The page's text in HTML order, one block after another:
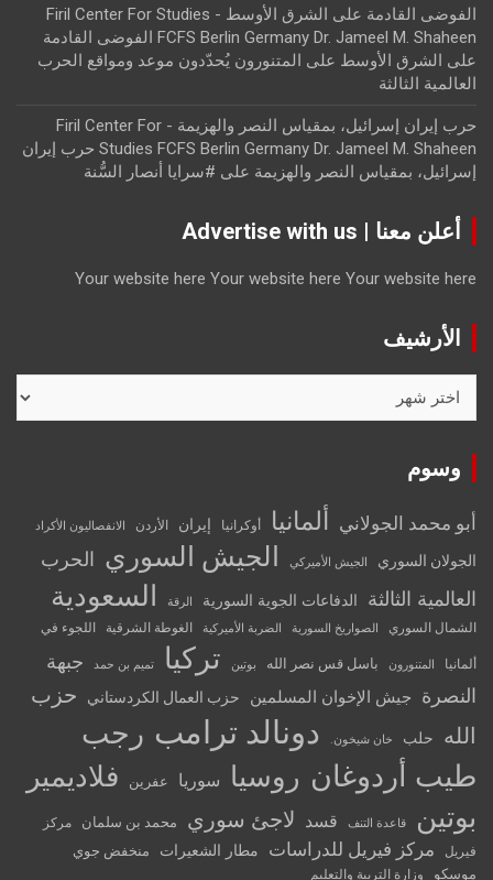
الفوضى القادمة على الشرق الأوسط - Firil Center For Studies
FCFS Berlin Germany Dr. Jameel M. Shaheen الفوضى القادمة
على الشرق الأوسط على المتنورون يُحدّدون موعد ومواقع الحرب
العالمية الثالثة
حرب إيران إسرائيل، بمقياس النصر والهزيمة - Firil Center For
Studies FCFS Berlin Germany Dr. Jameel M. Shaheen حرب إيران
إسرائيل، بمقياس النصر والهزيمة على #سرايا أنصار السُّنة
أعلن معنا | Advertise with us
Your website here Your website here Your website here
الأرشيف
وسوم
أبو محمد الجولاني ألمانيا أوكرانيا إيران الأردن الانفصاليون الأكراد
الجولان السوري الجيش الأميركي الجيش السوري الحرب
العالمية الثالثة
الدفاعات الجوية السورية الرقة السعودية
الشمال السوري الصواريخ السورية الضربة الأميركية الغوطة الشرقية اللجوء في
ألمانيا المتنورون باسل قس نصر الله بوتين تركيا تميم بن حمد
جبهة
النصرة
جيش الإخوان المسلمين حزب العمال الكردستاني
حزب
الله
حلب خان شيخون. دونالد ترامب رجب
طيب أردوغان روسيا سوريا عفرين
فلاديمير
بوتين
قاعدة التنف قسد لاجئ سوري محمد بن سلمان
مركز
فيريل
مركز فيريل للدراسات مطار الشعيرات
منخفض جوي
موسكو
وزارة التربية والتعليم